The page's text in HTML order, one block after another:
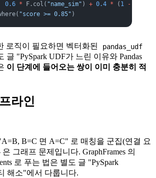
0.6
* F.col( "name_sim" ) + 0.4 * ( 1 -
"score >= 0.85" )
로직이 필요하면 벡터화된 pandas_udf
글 "PySpark UDF가 느린 이유와 Pandas
이 단계에 들어오는 쌍이 이미 충분히 적
라인
B=C 면 A=C" 로 매칭을 군집(연결 요
그래프 문제입니다. GraphFrames 의
로 푸는 법은 별도 글 "PySpark
해소"에서 다룹니다.